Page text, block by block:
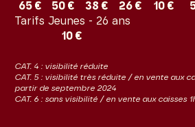
65 €
50 €
38 €
26 €
10 €
Tarifs Jeunes - 26 ans
10 €
CAT. 4 : visibilité réduite
CAT. 5 : visibilité très réduite / en vente aux
partir de septembre 2024
CAT. 6 : sans visibilité / en vente aux caisses